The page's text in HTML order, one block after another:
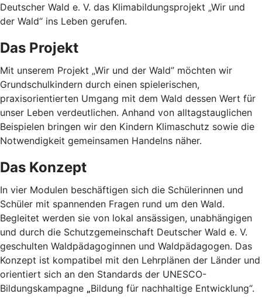
Deutscher Wald e. V. das Klimabildungsprojekt „Wir und
der Wald“ ins Leben gerufen.
Das Projekt
Mit unserem Projekt „Wir und der Wald” möchten wir
Grundschulkindern durch einen spielerischen,
praxisorientierten Umgang mit dem Wald dessen Wert für
unser Leben verdeutlichen. Anhand von alltagstauglichen
Beispielen bringen wir den Kindern Klimaschutz sowie die
Notwendigkeit gemeinsamen Handelns näher.
Das Konzept
In vier Modulen beschäftigen sich die Schülerinnen und
Schüler mit spannenden Fragen rund um den Wald.
Begleitet werden sie von lokal ansässigen, unabhängigen
und durch die Schutzgemeinschaft Deutscher Wald e. V.
geschulten Waldpädagoginnen und Waldpädagogen. Das
Konzept ist kompatibel mit den Lehrplänen der Länder und
orientiert sich an den Standards der UNESCO-
Bildungskampagne „Bildung für nachhaltige Entwicklung“.